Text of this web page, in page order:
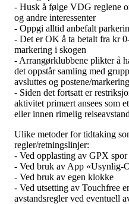
- Husk å følge VDG reglene
og andre interessenter
- Oppgi alltid anbefalt
- Det er OK å ta betalt fra kr
markering i skogen
- Arrangørklubbene plikter å
det oppstår samling med
avsluttes og postene/
- Siden det fortsatt er
aktivitet primært ansees som
eller innen rimelig reiseavstand
Ulike metoder for tidtaking
regler/retningslinjer:
- Ved opplasting av GPX
- Ved bruk av App «Usynlig-
- Ved bruk av egen klokke
- Ved utsetting av Touchfree
avstandsregler ved eventuell